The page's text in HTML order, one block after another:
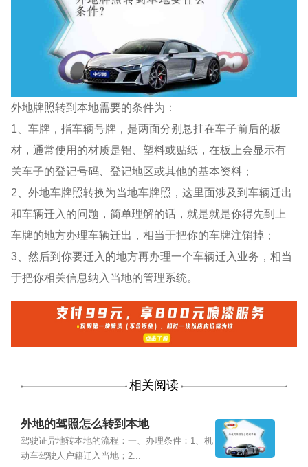
外地牌照转到本地需要的条件为：
1、车牌，指车辆号牌，是两面分别悬挂在车子前后的板
材，通常使用的材质是铝、塑料或贴纸，在板上会显示有
关车子的登记号码、登记地区或其他的基本资料；
2、外地车牌照转换为当地车牌照，这里面涉及到车辆迁出
和车辆迁入的问题，简单理解的话，就是就是你得先到上
车牌的地方办理车辆迁出，相当于把你的车牌注销掉；
3、然后到你要迁入的地方再办理一个车辆迁入业务，相当
于把你相关信息纳入当地的管理系统。
相关阅读
外地的驾照怎么转到本地
驾驶证异地转本地的流程：一、办理条件：1、机
动车驾驶人户籍迁入当地；2...